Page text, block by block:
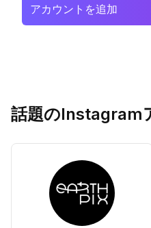
アカウントを追加
話題のInstagram